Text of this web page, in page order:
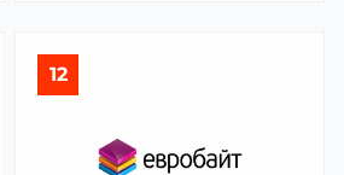
12